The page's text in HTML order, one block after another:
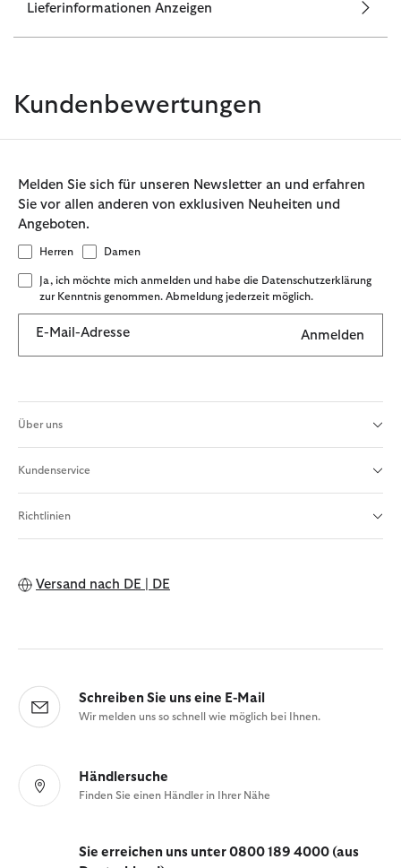
Lieferinformationen Anzeigen
Kundenbewertungen
Melden Sie sich für unseren Newsletter an und erfahren
Sie vor allen anderen von exklusiven Neuheiten und
Angeboten.
Herren Damen
Ja, ich möchte mich anmelden und habe die Datenschutzerklärung
zur Kenntnis genommen. Abmeldung jederzeit möglich.
E-Mail-Adresse Anmelden
Über uns
Kundenservice
Richtlinien
Versand nach DE | DE
Schreiben Sie uns eine E-Mail
Wir melden uns so schnell wie möglich bei Ihnen.
Händlersuche
Finden Sie einen Händler in Ihrer Nähe
Sie erreichen uns unter 0800 189 4000 (aus